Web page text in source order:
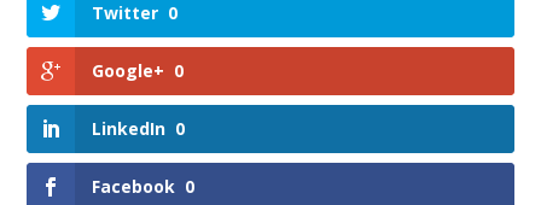
Twitter 0
Google+ 0
LinkedIn 0
Facebook 0